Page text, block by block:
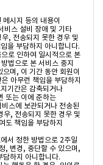
시지 등의 내용이
비스 설비 장애 및 기타
, 전송되지 못한 경우 및
을 부담하지 아니합니다.
로 인하여 일시적으로 본
법으로 본 서비스 중지
며, 이 기간 동안 회원이
아무런 책임을 부담하지
기간은 감축되거나
또는 이에 준하는
스에 보관되거나 전송된
우, 전송되지 못한 경우 및
도 책임을 부담하지
서 정한 방법으로 2주일
, 변경, 중단할 수 있으며,
하지 아니합니다.